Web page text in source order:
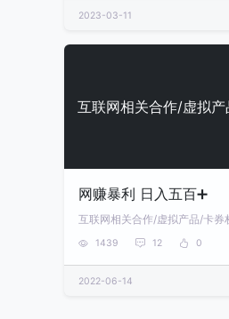
2023-03-11
互联网相关合作/虚拟
网赚暴利 日入五百➕
互联网相关合作/虚拟产品/卡券
1439 12 0
2022-06-14